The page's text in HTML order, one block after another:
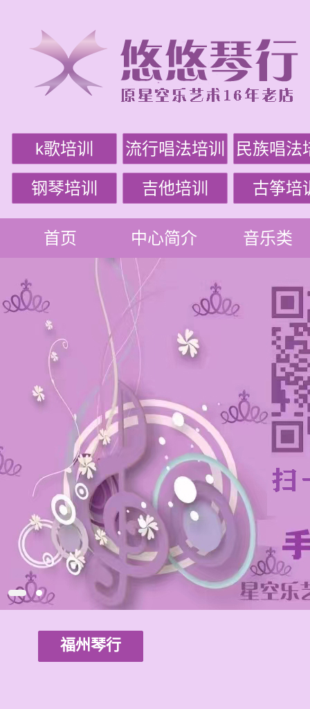
k歌培训 流行唱法培训 民族唱法
钢琴培训 吉他培训 古筝培
首页 中心简介 音乐类
福州琴行